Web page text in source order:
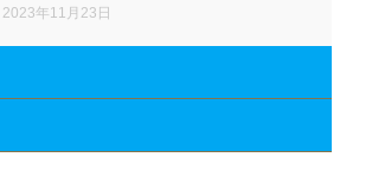
2023年11月23日
带一路经贸合作与空气制水产业发展